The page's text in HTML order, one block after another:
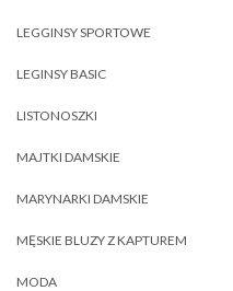
LEGGINSY SPORTOWE
LEGINSY BASIC
LISTONOSZKI
MAJTKI DAMSKIE
MARYNARKI DAMSKIE
MĘSKIE BLUZY Z KAPTUREM
MODA